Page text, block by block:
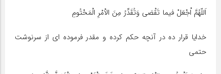
اَللّهُمَّ اْجْعَلْ فیما تَقْضى وَتُقَدِّرُ مِنَ الاْمْرِ الْمَحْتُومِ
خدایا قرار ده در آنچه حکم کرده و مقدر فرموده اى از سرنوشت
حتمى